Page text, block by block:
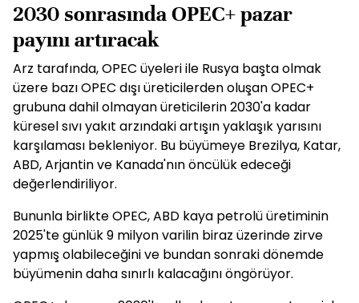
2030 sonrasında OPEC+ pazar
payını artıracak
Arz tarafında, OPEC üyeleri ile Rusya başta olmak
üzere bazı OPEC dışı üreticilerden oluşan OPEC+
grubuna dahil olmayan üreticilerin 2030'a kadar
küresel sıvı yakıt arzındaki artışın yaklaşık yarısını
karşılaması bekleniyor. Bu büyümeye Brezilya, Katar,
ABD, Arjantin ve Kanada'nın öncülük edeceği
değerlendiriliyor.
Bununla birlikte OPEC, ABD kaya petrolü üretiminin
2025'te günlük 9 milyon varilin biraz üzerinde zirve
yapmış olabileceğini ve bundan sonraki dönemde
büyümenin daha sınırlı kalacağını öngörüyor.